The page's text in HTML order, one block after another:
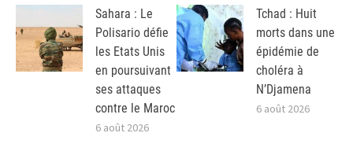
Sahara : Le
Polisario défie
les Etats Unis
en poursuivant
ses attaques
contre le Maroc
6 août 2026
Tchad : Huit
morts dans une
épidémie de
choléra à
N’Djamena
6 août 2026